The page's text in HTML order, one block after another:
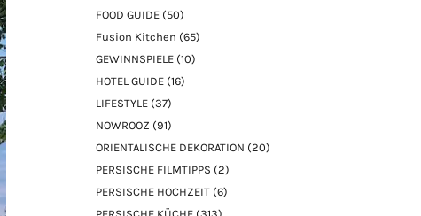
FOOD GUIDE (50)
Fusion Kitchen (65)
GEWINNSPIELE (10)
HOTEL GUIDE (16)
LIFESTYLE (37)
NOWROOZ (91)
ORIENTALISCHE DEKORATION (20)
PERSISCHE FILMTIPPS (2)
PERSISCHE HOCHZEIT (6)